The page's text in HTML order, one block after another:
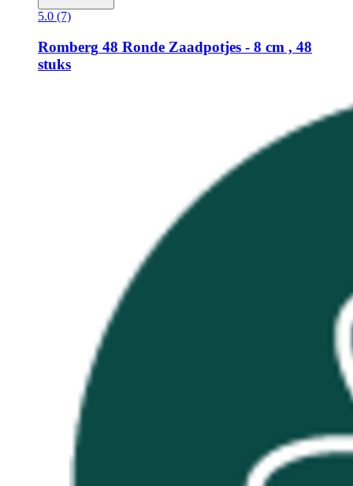
5.0 (7)
Romberg 48 Ronde Zaadpotjes -​ 8 cm , 48
stuks